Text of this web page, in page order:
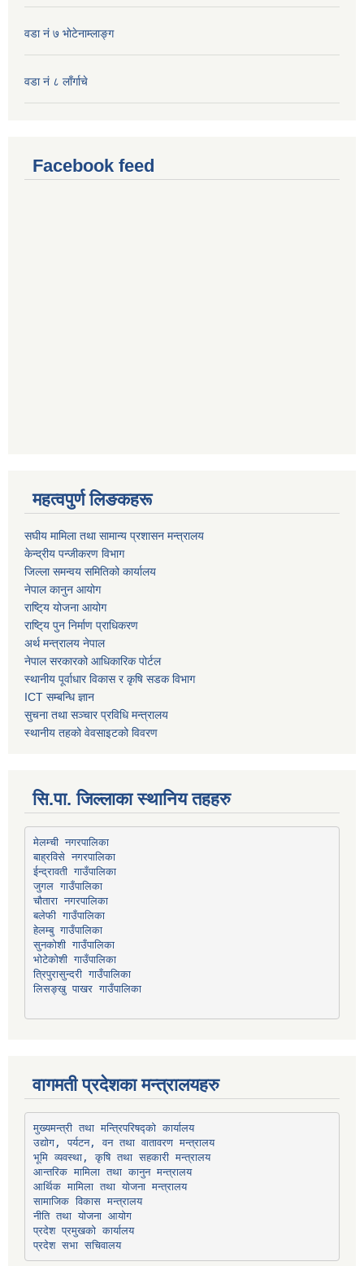
वडा नं ७ भाेटेनाम्लाङ्ग
वडा नं ८ लाँर्गाचे
Facebook feed
महत्वपुर्ण लिङकहरू
स‌घीय मामिला तथा सामान्य प्रशासन मन्त्रालय
केन्द्रीय पन्जीकरण विभाग
जिल्ला समन्वय समितिको कार्यालय
नेपाल कानुन आयोग
राष्टि्य योजना आयोग
राष्टि्य पुन निर्माण प्राधिकरण
अर्थ मन्त्रालय नेपाल
नेपाल सरकारको आधिकारिक पोर्टल
स्थानीय पूर्वाधार विकास र कृषि सडक विभाग
ICT सम्बन्धि ज्ञान
सुचना तथा सञ्चार प्रविधि मन्त्रालय
स्थानीय तहको वेवसाइटको विवरण
सि.पा. जिल्लाका स्थानिय तहहरु
मेलम्ची नगरपालिका
बाह्रविसे नगरपालिका
ईन्द्रावती गाउँपालिका
जुगल गाउँपालिका
चौतारा नगरपालिका
बलेफी गाउँपालिका
हेलम्बु गाउँपालिका
सुनकोशी गाउँपालिका
भोटेकोशी गाउँपालिका
त्रिपुरासुन्दरी गाउँपालिका
लिसङ्खु पाखर गाउँपालिका
वागमती प्रदेशका मन्त्रालयहरु
मुख्यमन्त्री तथा मन्त्रिपरिषद्को कार्यालय
उद्योग, पर्यटन, वन तथा वातावरण मन्त्रालय
भूमि व्यवस्था, कृषि तथा सहकारी मन्त्रालय
आन्तरिक मामिला तथा कानुन मन्त्रालय
आर्थिक मामिला तथा योजना मन्त्रालय
सामाजिक विकास मन्त्रालय
नीति तथा योजना आयोग
प्रदेश प्रमुखको कार्यालय
प्रदेश सभा सचिवालय